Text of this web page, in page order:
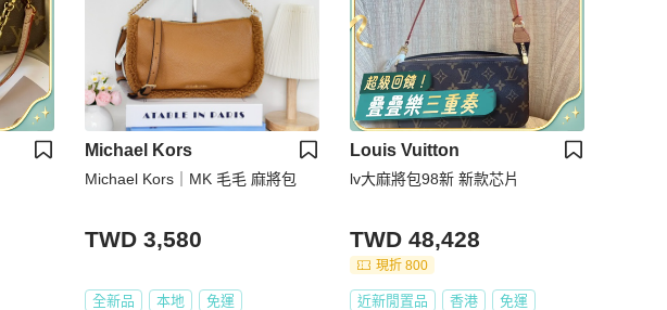
Michael Kors
Michael Kors｜MK 毛毛 麻將包
TWD 3,580
全新品 本地 免運
Louis Vuitton
lv大麻將包98新 新款芯片
TWD 48,428
現折 800
近新閒置品 香港 免運